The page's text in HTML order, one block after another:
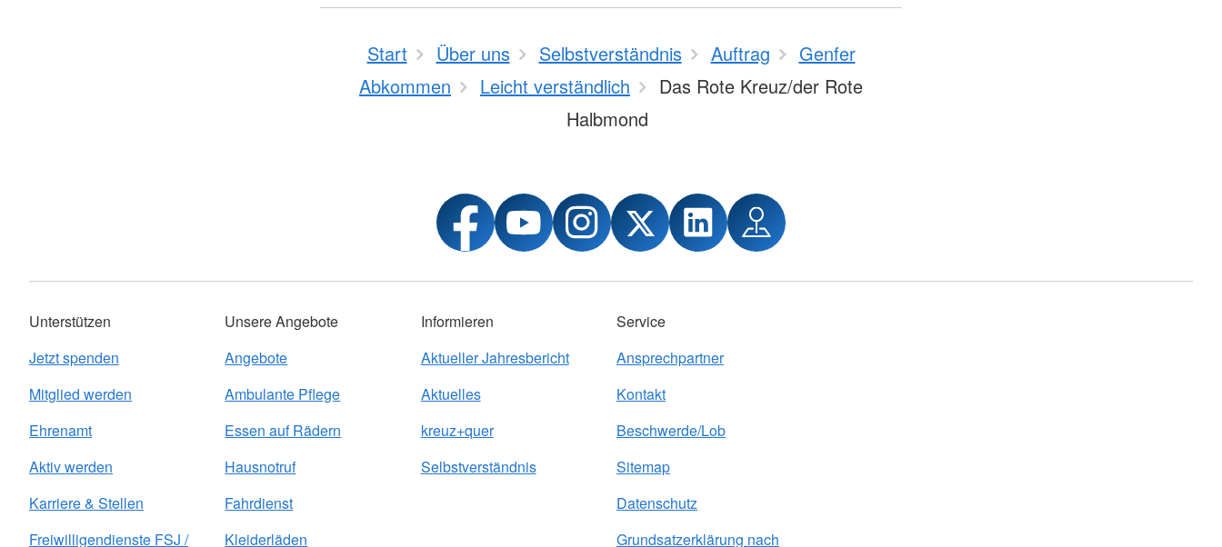
Start Über uns Selbstverständnis Auftrag
Genfer
Abkommen
Leicht verständlich
Das Rote Kreuz/der Rote
Halbmond
Unterstützen
Jetzt spenden
Mitglied werden
Ehrenamt
Aktiv werden
Karriere & Stellen
Freiwilligendienste FSJ /
Unsere Angebote
Angebote
Ambulante Pflege
Essen auf Rädern
Hausnotruf
Fahrdienst
Kleiderläden
Informieren
Aktueller Jahresbericht
Aktuelles
kreuz+quer
Selbstverständnis
Service
Ansprechpartner
Kontakt
Beschwerde/Lob
Sitemap
Datenschutz
Grundsatzerklärung nach